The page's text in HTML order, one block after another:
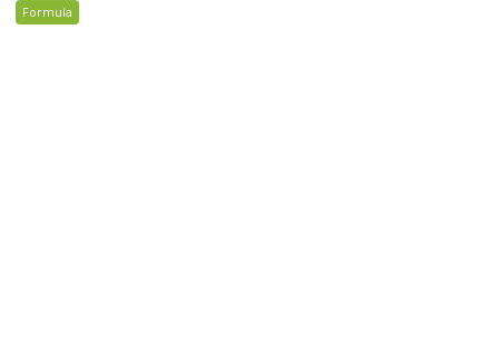
Formula